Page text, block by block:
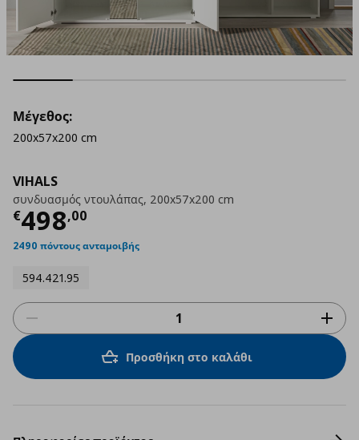
VIHALS
συνδυασμός ντουλάπας, 200x57x200 cm
€498,00
Τρέχουσα τιμή
2490 πόντους ανταμοιβής
594.421.95
Μέγεθος:
200x57x200 cm
Προσθήκη στο καλάθι